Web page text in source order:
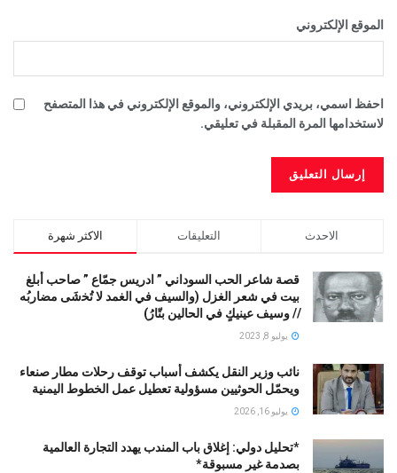
الموقع الإلكتروني
احفظ اسمي، بريدي الإلكتروني، والموقع الإلكتروني في هذا المتصفح
لاستخدامها المرة المقبلة في تعليقي.
الاكثر شهرة التعليقات الاحدث
قصة شاعر الحب السوداني ” ادريس جمّاع ” صاحب أبلغ
بيت في شعر الغزل (وﺍﻟﺴﻴﻒ ﻓﻲ الغمد ﻻ ﺗُﺨشَى مضاربُه
// ﻭﺳﻴﻒ ﻋﻴﻨﻴﻚٍ ﻓﻲ ﺍﻟﺤﺎﻟﻴﻦ ﺑﺘّﺎﺭُ)
يوليو 8, 2023
نائب وزير النقل يكشف أسباب توقف رحلات مطار صنعاء
ويحمّل الحوثيين مسؤولية تعطيل عمل الخطوط اليمنية
يوليو 16, 2026
*تحليل دولي: إغلاق باب المندب يهدد التجارة العالمية
بصدمة غير مسبوقة*